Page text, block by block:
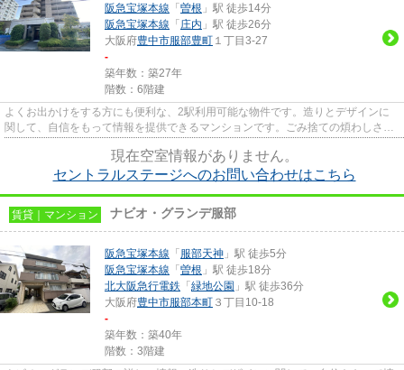
阪急宝塚本線 「 曽根 」駅 徒歩14分
阪急宝塚本線 「 庄内 」駅 徒歩26分
大阪府豊中市服部豊町 １丁目3-27
-
築年数：築27年
階数：6階建
よくお出かけをする方にも便利な、2駅利用可能な物件です。造りとデザインに
関して、自信をもって情報を提供できるマンションです。ごみ捨ての煩わしさを
現在空室情報がありません。
セントラルステージへのお問い合わせはこちら
賃貸｜マンション ナビオ・グランデ服部
阪急宝塚本線 「 服部天神 」駅 徒歩5分
阪急宝塚本線 「 曽根 」駅 徒歩18分
北大阪急行電鉄 「 緑地公園 」駅 徒歩36分
大阪府豊中市服部本町 ３丁目10-18
-
築年数：築40年
階数：3階建